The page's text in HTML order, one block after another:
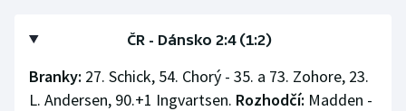
ČR - Dánsko 2:4 (1:2)
Branky: 27. Schick, 54. Chorý - 35. a 73. Zohore, 23.
L. Andersen, 90.+1 Ingvartsen. Rozhodčí: Madden -